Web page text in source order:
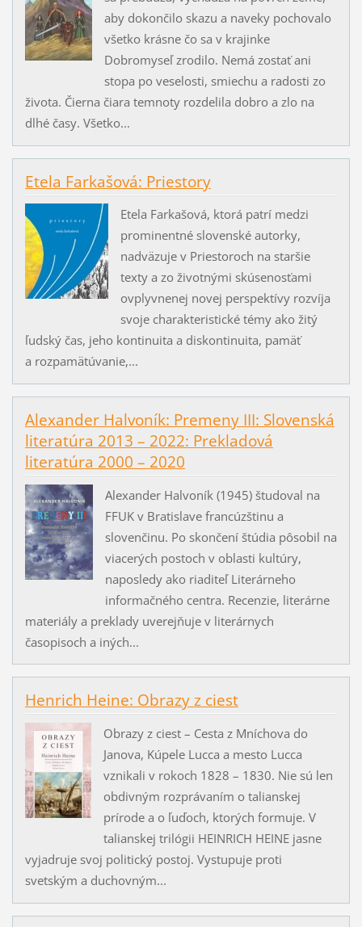
aby dokončilo skazu a naveky pochovalo
všetko krásne čo sa v krajinke
Dobromyseľ zrodilo. Nemá zostať ani
stopa po veselosti, smiechu a radosti zo
života. Čierna čiara temnoty rozdelila dobro a zlo na
dlhé časy. Všetko...
Etela Farkašová: Priestory
Etela Farkašová, ktorá patrí medzi
prominentné slovenské autorky,
nadväzuje v Priestoroch na staršie
texty a zo životnými skúsenosťami
ovplyvnenej novej perspektívy rozvíja
svoje charakteristické témy ako žitý
ľudský čas, jeho kontinuita a diskontinuita, pamäť
a rozpamätúvanie,...
Alexander Halvoník: Premeny III: Slovenská
literatúra 2013 – 2022: Prekladová
literatúra 2000 – 2020
Alexander Halvoník (1945) študoval na
FFUK v Bratislave francúzštinu a
slovenčinu. Po skončení štúdia pôsobil na
viacerých postoch v oblasti kultúry,
naposledy ako riaditeľ Literárneho
informačného centra. Recenzie, literárne
materiály a preklady uverejňuje v literárnych
časopisoch a iných...
Henrich Heine: Obrazy z ciest
Obrazy z ciest – Cesta z Mníchova do
Janova, Kúpele Lucca a mesto Lucca
vznikali v rokoch 1828 – 1830. Nie sú len
obdivným rozprávaním o talianskej
prírode a o ľuďoch, ktorých formuje. V
talianskej trilógii HEINRICH HEINE jasne
vyjadruje svoj politický postoj. Vystupuje proti
svetským a duchovným...